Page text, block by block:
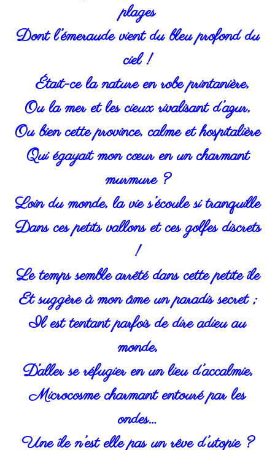
plages
Dont l’émeraude vient du bleu profond du
ciel !
Était-ce la nature en robe printanière,
Ou la mer et les cieux rivalisant d’azur,
Ou bien cette province, calme et hospitalière
Qui égayait mon cœur en un charmant
murmure ?
Loin du monde, la vie s’écoule si tranquille
Dans ces petits vallons et ces golfes discrets
!
Le temps semble arrêté dans cette petite île
Et suggère à mon âme un paradis secret ;
Il est tentant parfois de dire adieu au
monde,
D’aller se réfugier en un lieu d’accalmie,
Microcosme charmant entouré par les
ondes…
Une île n’est elle pas un rêve d’utopie ?